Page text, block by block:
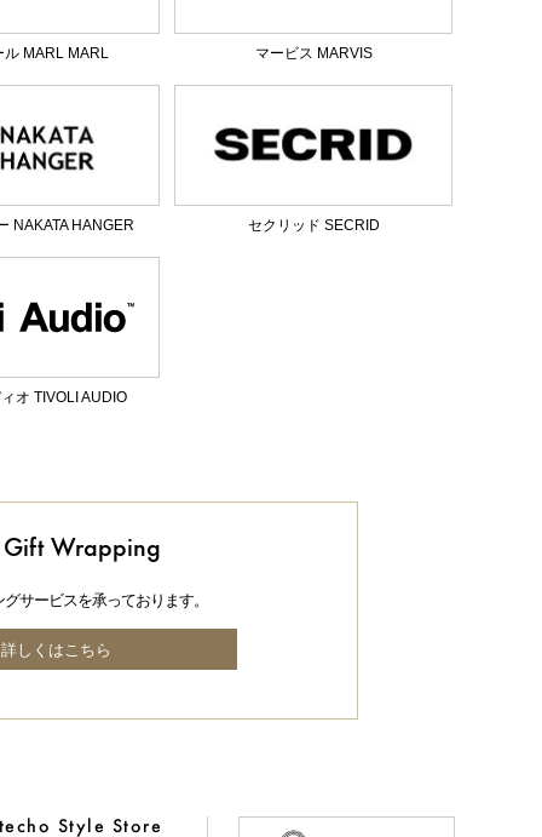
ル MARL MARL マービス MARVIS
NAKATA HANGER セクリッド SECRID
オ TIVOLI AUDIO
Gift Wrapping
サービスを承っております。
詳しくはこちら
Style Store